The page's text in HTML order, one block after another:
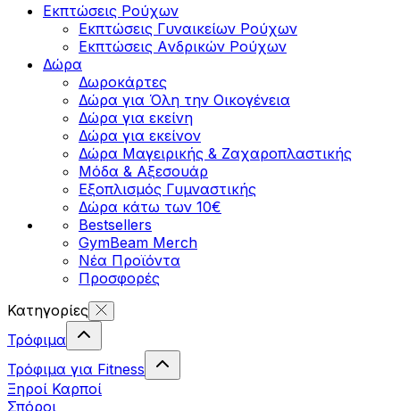
Εκπτώσεις Ρούχων
Εκπτώσεις Γυναικείων Ρούχων
Εκπτώσεις Aνδρικών Ρούχων
Δώρα
Δωροκάρτες
Δώρα για Όλη την Οικογένεια
Δώρα για εκείνη
Δώρα για εκείνον
Δώρα Μαγειρικής & Ζαχαροπλαστικής
Μόδα & Αξεσουάρ
Εξοπλισμός Γυμναστικής
Δώρα κάτω των 10€
Bestsellers
GymBeam Merch
Νέα Προϊόντα
Προσφορές
Κατηγορίες
Τρόφιμα
Τρόφιμα για Fitness
Ξηροί Καρποί
Σπόροι